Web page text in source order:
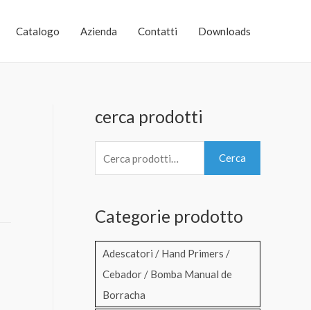
Catalogo Azienda Contatti Downloads
cerca prodotti
e
c
Cerca
Categorie prodotto
Adescatori / Hand Primers /
Cebador / Bomba Manual de
Borracha